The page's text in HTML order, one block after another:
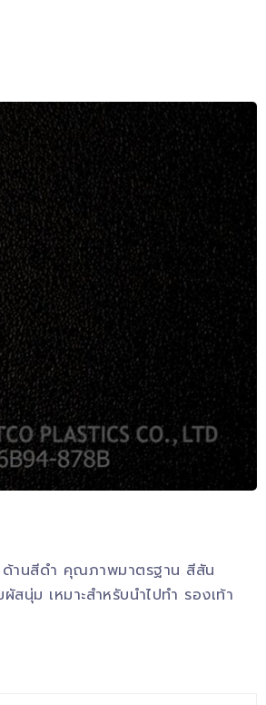
านสีดำ คุณภาพมาตรฐาน สีสัน
นุ่ม เหมาะสำหรับนำไปทำ รองเท้า